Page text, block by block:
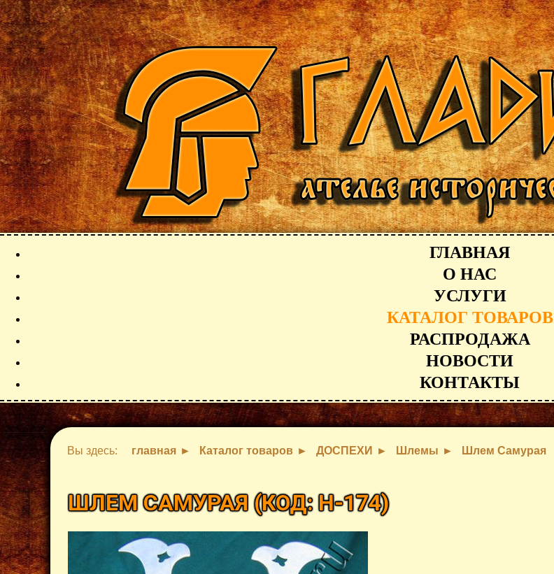
ГЛАВНАЯ
О НАС
УСЛУГИ
КАТАЛОГ ТОВАРОВ
РАСПРОДАЖА
НОВОСТИ
КОНТАКТЫ
Вы здесь: главная Каталог товаров ДОСПЕХИ Шлемы Шлем Самурая
ШЛЕМ САМУРАЯ(КОД:H-174)